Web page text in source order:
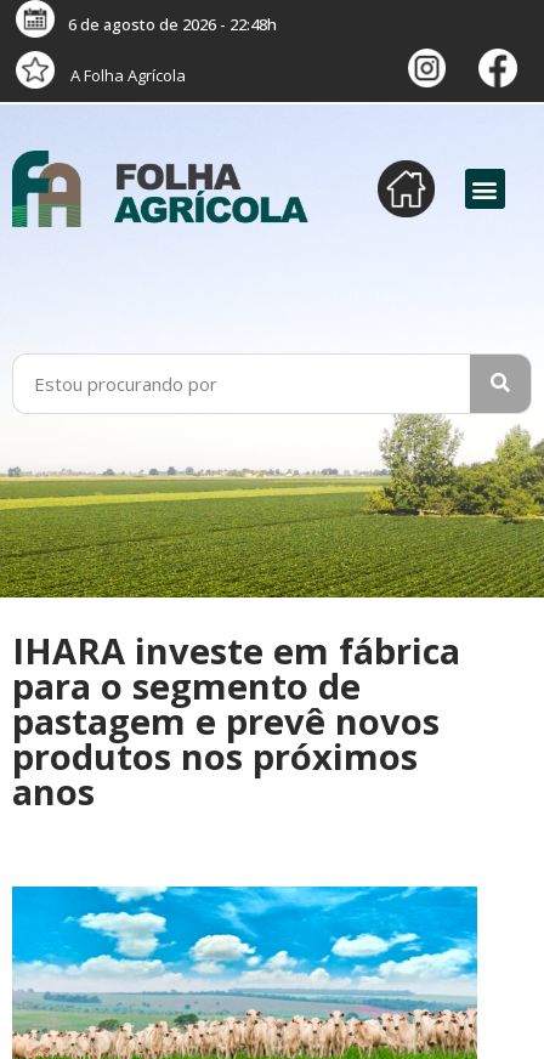
6 de agosto de 2026 - 22:48h
A Folha Agrícola
IHARA investe em fábrica
para o segmento de
pastagem e prevê novos
produtos nos próximos
anos